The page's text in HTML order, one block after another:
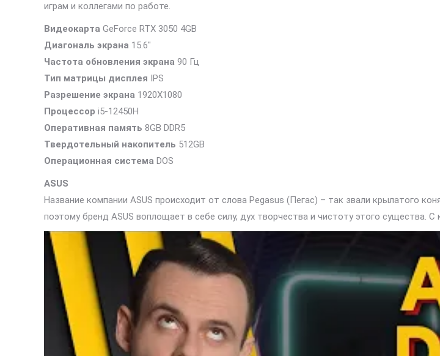
играм и коллегами по работе.
Видеокарта GeForce RTX 3050 4GB
Диагональ экрана 15.6″
Частота обновления экрана 90 Гц
Тип матрицы дисплея IPS
Разрешение экрана 1920X1080
Процессор i5-12450H
Оперативная память 8GB DDR5
Твердотельный накопитель 512GB
Операционная система DOS
ASUS
Название компании ASUS происходит от слова Pegasus (Пегас) – так звали крылатого
поэтому бренд ASUS воплощает в себе силу, дух творчества и чистоту этого